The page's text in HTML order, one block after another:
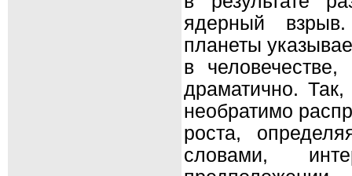
ядерный
планеты
в
драматично.
необратимо
роста,
словами,